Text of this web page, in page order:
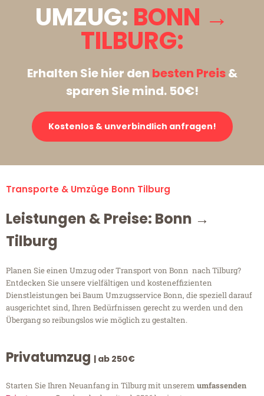
UMZUG: BONN →
TILBURG:
Erhalten Sie hier den besten Preis&
sparen Sie mind. 50€!
Kostenlos & unverbindlich anfragen!
Transporte & Umzüge Bonn Tilburg
Leistungen & Preise: Bonn →
Tilburg
Planen Sie einen Umzug oder Transport von Bonn nach Tilburg?
Entdecken Sie unsere vielfältigen und kosteneffizienten
Dienstleistungen bei Baum Umzugsservice Bonn, die speziell darauf
ausgerichtet sind, Ihren Bedürfnissen gerecht zu werden und den
Übergang so reibungslos wie möglich zu gestalten.
Privatumzug | ab 250€
Starten Sie Ihren Neuanfang in Tilburg mit unserem umfassenden